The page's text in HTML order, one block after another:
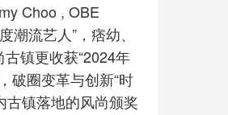
Choo , OBE
流艺人”，痞幼、
镇更收获“2024年
破圈变革与创新“时
古镇落地的风尚颁奖